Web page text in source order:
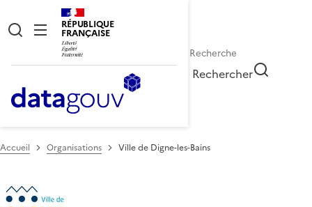
RÉPUBLIQUE
FRANÇAISE
Rechercher
Accueil Organisations Ville de Digne-les-Bains